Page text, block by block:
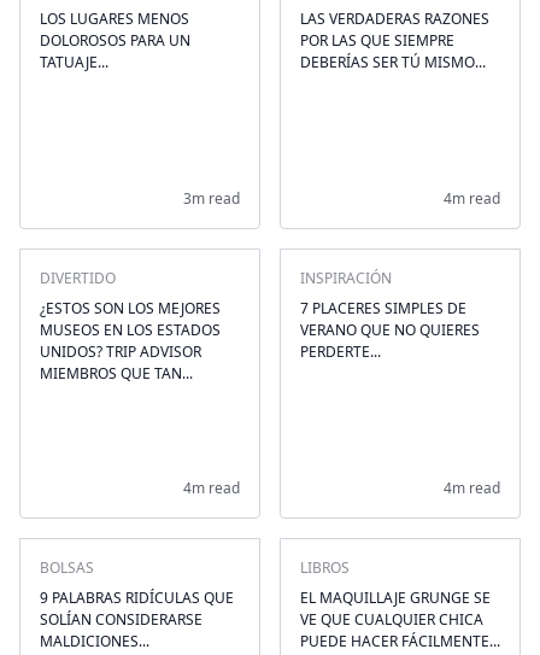
LOS LUGARES MENOS
DOLOROSOS PARA UN
TATUAJE...
3m read
LAS VERDADERAS RAZONES
POR LAS QUE SIEMPRE
DEBERÍAS SER TÚ MISMO...
4m read
DIVERTIDO
¿ESTOS SON LOS MEJORES
MUSEOS EN LOS ESTADOS
UNIDOS? TRIP ADVISOR
MIEMBROS QUE TAN...
4m read
INSPIRACIÓN
7 PLACERES SIMPLES DE
VERANO QUE NO QUIERES
PERDERTE...
4m read
BOLSAS
9 PALABRAS RIDÍCULAS QUE
SOLÍAN CONSIDERARSE
MALDICIONES...
LIBROS
EL MAQUILLAJE GRUNGE SE
VE QUE CUALQUIER CHICA
PUEDE HACER FÁCILMENTE...